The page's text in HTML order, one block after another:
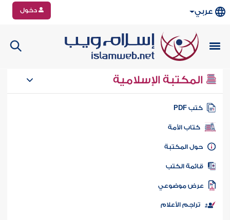
عربي دخول
المكتبة الإسلامية
كتب PDF
كتاب الأمة
المكتبة
الكتب
موضوعي